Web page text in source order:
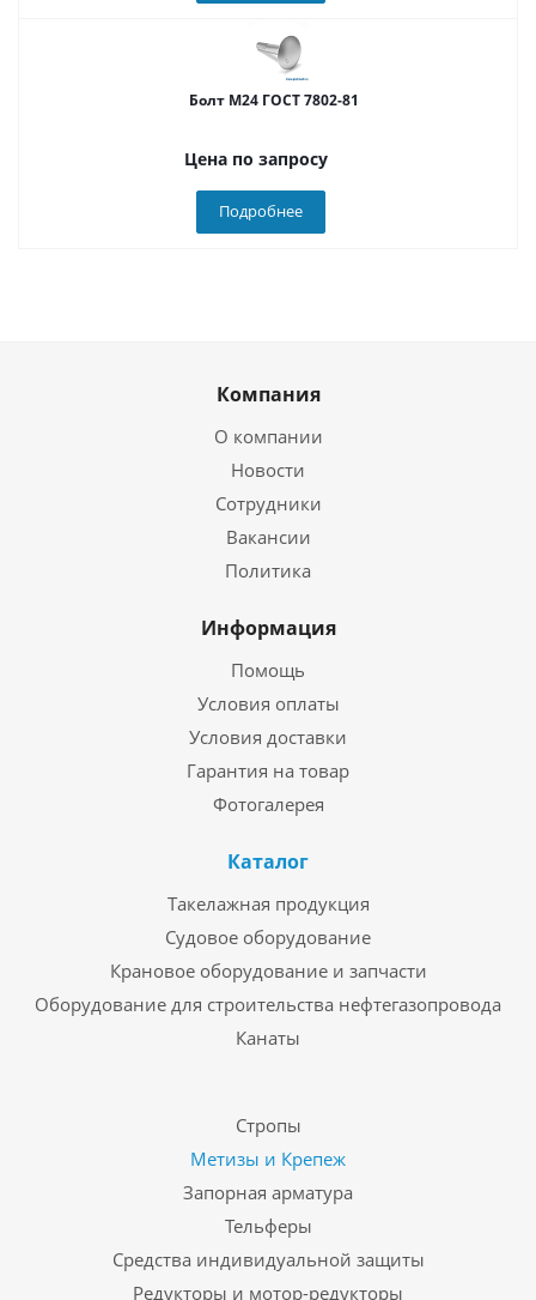
Болт М24 ГОСТ 7802-81
Цена по запросу
Подробнее
Компания
О компании
Новости
Сотрудники
Вакансии
Политика
Информация
Помощь
Условия оплаты
Условия доставки
Гарантия на товар
Фотогалерея
Каталог
Такелажная продукция
Судовое оборудование
Крановое оборудование и запчасти
Оборудование для строительства нефтегазопровода
Канаты
Стропы
Метизы и Крепеж
Запорная арматура
Тельферы
Средства индивидуальной защиты
Редукторы и мотор-редукторы